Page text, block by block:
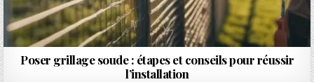
Poser grillage soude : étapes et conseils pour réussir
l’installation